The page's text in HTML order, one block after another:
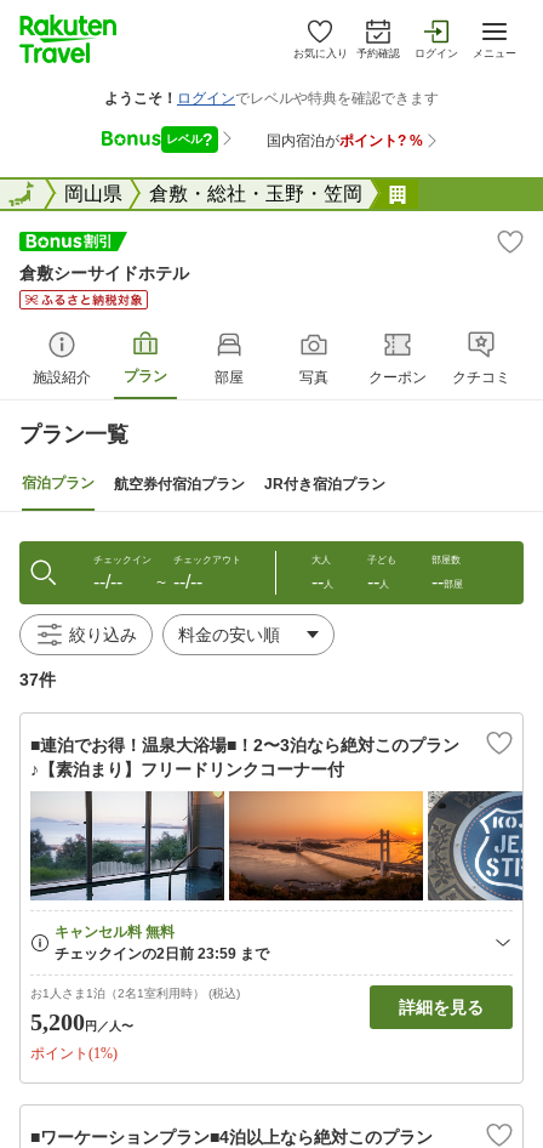
お気に入り 予約確認 ログイン メニュー
全国岡山県 倉敷・総社・玉野・笠岡
全国
倉敷シーサイドホテル
施設紹介 プラン 部屋 写真 クーポン クチコミ
プラン一覧
宿泊プラン 航空券付宿泊プラン JR付き宿泊プラン
チェックイン
--/-- 〜
チェックアウト
--/--
大人
--人
子ども
--人
部屋数
--部屋
絞り込み
37件
■連泊でお得！温泉大浴場■！2〜3泊なら絶対このプラン
♪【素泊まり】フリードリンクコーナー付
お1人さま1泊（2名1室利用時） (税込)
5,200円 ／人〜
ポイント(1%)
詳細を見る
■ワーケーションプラン■4泊以上なら絶対このプラン